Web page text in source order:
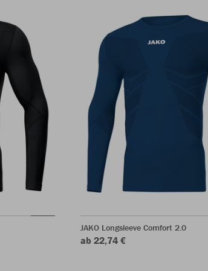
JAKO Longsleeve Comfort 2.0
ab 22,74 €